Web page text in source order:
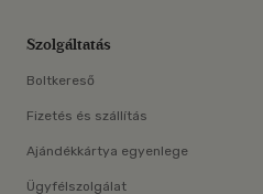
Szolgáltatás
Boltkereső
Fizetés és szállítás
Ajándékkártya egyenlege
Ügyfélszolgálat